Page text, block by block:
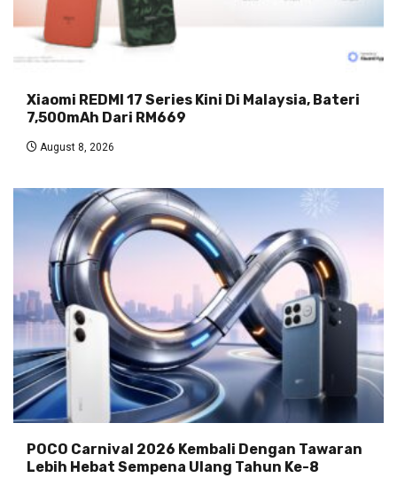
Xiaomi REDMI 17 Series Kini Di Malaysia, Bateri
7,500mAh Dari RM669
August 8, 2026
POCO Carnival 2026 Kembali Dengan Tawaran
Lebih Hebat Sempena Ulang Tahun Ke-8